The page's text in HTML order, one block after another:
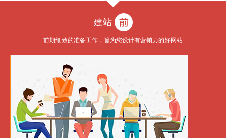
建站
前期细致的准备工作，旨为您设计有营销力的好网站